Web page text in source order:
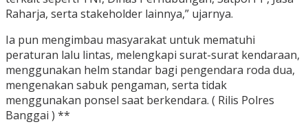
Raharja, serta stakeholder lainnya,” ujarnya.
Ia pun mengimbau masyarakat untuk mematuhi
peraturan lalu lintas, melengkapi surat-surat kendaraan,
menggunakan helm standar bagi pengendara roda dua,
mengenakan sabuk pengaman, serta tidak
menggunakan ponsel saat berkendara. ( Rilis Polres
Banggai ) **